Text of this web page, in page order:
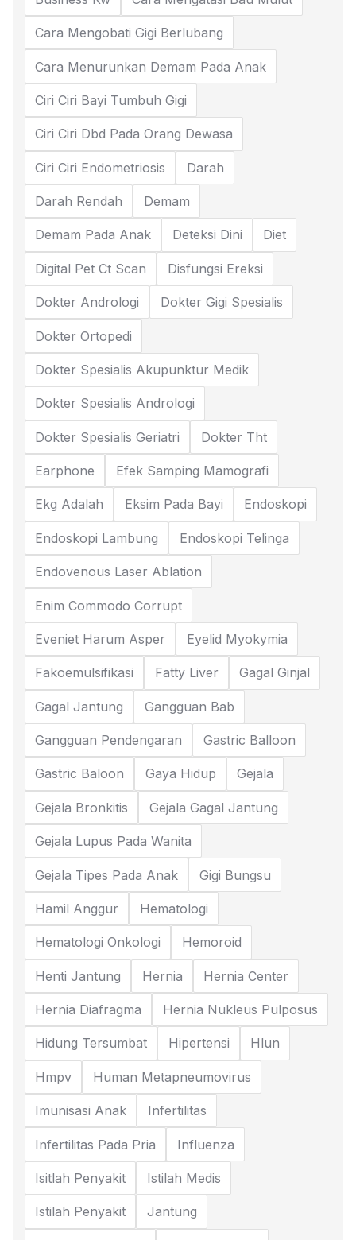
Cara Mengobati Gigi Berlubang
Cara Menurunkan Demam Pada Anak
Ciri Ciri Bayi Tumbuh Gigi
Ciri Ciri Dbd Pada Orang Dewasa
Ciri Ciri Endometriosis Darah
Darah Rendah Demam
Demam Pada Anak Deteksi Dini Diet
Digital Pet Ct Scan Disfungsi Ereksi
Dokter Andrologi Dokter Gigi Spesialis
Dokter Ortopedi
Dokter Spesialis Akupunktur Medik
Dokter Spesialis Andrologi
Dokter Spesialis Geriatri Dokter Tht
Earphone Efek Samping Mamografi
Ekg Adalah Eksim Pada Bayi Endoskopi
Endoskopi Lambung Endoskopi Telinga
Endovenous Laser Ablation
Enim Commodo Corrupt
Eveniet Harum Asper Eyelid Myokymia
Fakoemulsifikasi Fatty Liver Gagal Ginjal
Gagal Jantung Gangguan Bab
Gangguan Pendengaran Gastric Balloon
Gastric Baloon Gaya Hidup Gejala
Gejala Bronkitis Gejala Gagal Jantung
Gejala Lupus Pada Wanita
Gejala Tipes Pada Anak Gigi Bungsu
Hamil Anggur Hematologi
Hematologi Onkologi Hemoroid
Henti Jantung Hernia Hernia Center
Hernia Diafragma Hernia Nukleus Pulposus
Hidung Tersumbat Hipertensi Hlun
Hmpv Human Metapneumovirus
Imunisasi Anak Infertilitas
Infertilitas Pada Pria Influenza
Isitlah Penyakit Istilah Medis
Istilah Penyakit Jantung